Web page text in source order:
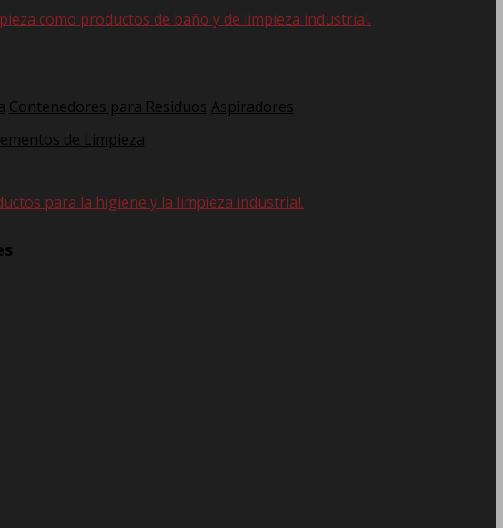
como productos de baño y de limpieza industrial.
Contenedores para Residuos Aspiradores
de Limpieza
para la higiene y la limpieza industrial.